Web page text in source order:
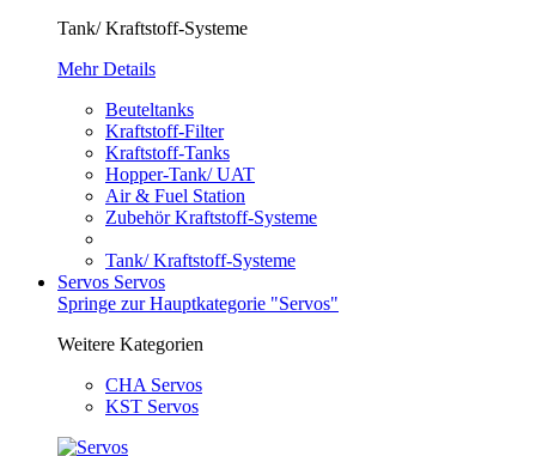
Tank/ Kraftstoff-Systeme
Mehr Details
Beuteltanks
Kraftstoff-Filter
Kraftstoff-Tanks
Hopper-Tank/ UAT
Air & Fuel Station
Zubehör Kraftstoff-Systeme
Tank/ Kraftstoff-Systeme
Servos Servos
Springe zur Hauptkategorie "Servos"
Weitere Kategorien
CHA Servos
KST Servos